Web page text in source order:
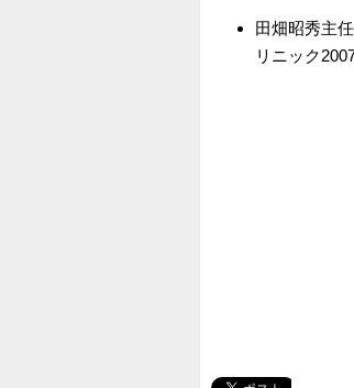
田畑昭秀主
リニック